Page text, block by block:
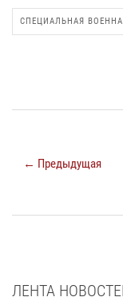
СПЕЦИАЛЬНАЯ
← Предыдущая
ЛЕНТА